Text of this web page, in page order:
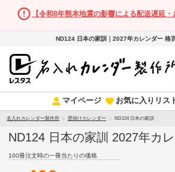
【令和8年熊本地震の影響による配送遅延・
ND124 日本の家訓｜2027年カレンダー 格
マイページ お気に入りリス
名入れカレンダー製作所 壁掛けカレンダー ND124 日本の家訓
ND124 日本の家訓 2027年カ
100冊注文時の一冊当たりの価格